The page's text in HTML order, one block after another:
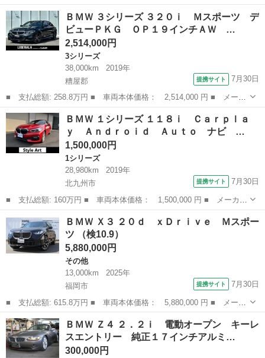
名： ＢＭＷ ■ 車種名： ４シリーズ ■ グレード名： ４２０ｉ
グランクーペ Ｍスポーツ 保証付き ＬＣＩモデル ファストトラ
ックパッケ...
福岡 北九州市
ＢＭＷ ３シリーズ ３２０ｉ Ｍスポーツ デ
ビューＰＫＧ ＯＰ１９インチＡＷ …
2,514,000円
3シリーズ
38,000km
2019年
糟屋郡
提携サイト 7月30日
■ 支払総額: 258.8万円 ■ 車両本体価格： 2,514,000 円 ■ メーカ
ー名： ＢＭＷ ■ 車種名： ３シリーズ ■ グレード名： ３２０
ｉ Ｍスポーツ デビューＰＫＧ ＯＰ１９インチＡＷ 黒革 サウ
ンドＰＫ...
福岡 糟屋郡 3シリーズ
ＢＭＷ １シリーズ １１８ｉ Ｃａｒｐｌａ
ｙ Ａｎｄｒｏｉｄ Ａｕｔｏ ナビ …
1,500,000円
1シリーズ
28,980km
2019年
北九州市
提携サイト 7月30日
■ 支払総額: 160万円 ■ 車両本体価格： 1,500,000 円 ■ メーカー
名： ＢＭＷ ■ 車種名： １シリーズ ■ グレード名： １１８
ｉ Ｃａｒｐｌａｙ Ａｎｄｒｏｉｄ Ａｕｔｏ ナビ Ｂｌｕｅｔ
ｏｏｔｈ バ...
福岡
ＢＭＷ Ｘ３ ２０ｄ ｘＤｒｉｖｅ Ｍスポー
ツ （検10.9）
5,880,000円
その他
13,000km
2025年
福岡市
提携サイト 7月30日
■ 支払総額: 615.8万円 ■ 車両本体価格： 5,880,000 円 ■ メーカ
ー名： ＢＭＷ ■ 車種名： Ｘ３ ■ グレード名： ２０ｄ ｘＤ
ｒｉｖｅ Ｍスポーツ ■ 排気量： 2000cc ■ ドア枚数： 5D...
福岡 福岡市
ＢＭＷ Ｚ４ ２．２ｉ 電動オープン キーレ
スエントリー 純正１７インチアルミ…
300,000円